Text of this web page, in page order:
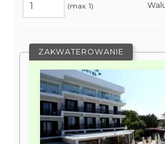
(max. 1)
ZAKWATEROWANIE